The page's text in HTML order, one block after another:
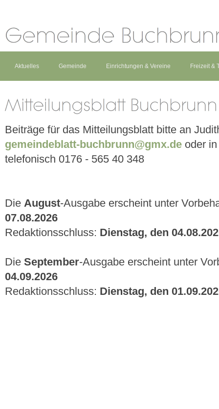
Aktuelles Gemeinde Einrichtungen & Vereine Freizeit &
Beiträge für das Mitteilungsblatt bitte an
gemeindeblatt-buchbrunn@gmx.de oder
telefonisch 0176 - 565 40 348
Die August-Ausgabe erscheint unter
07.08.2026
Redaktionsschluss: Dienstag, den
Die September-Ausgabe erscheint unter
04.09.2026
Redaktionsschluss: Dienstag, den